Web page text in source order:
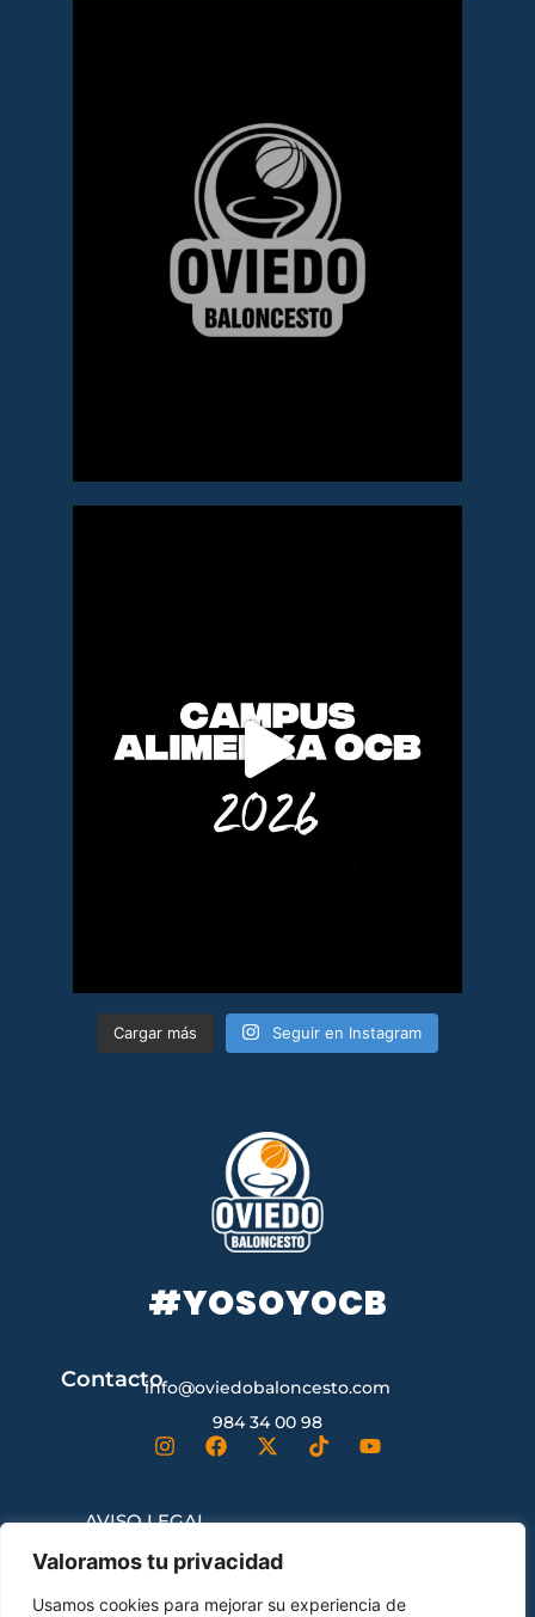
Valoramos tu privacidad
Usamos cookies para mejorar su experiencia de
Cargar más Seguir en Instagram
#YOSOYOCB
Contactoinfo@oviedobaloncesto.com
984 34 00 98
AVISO LEGAL